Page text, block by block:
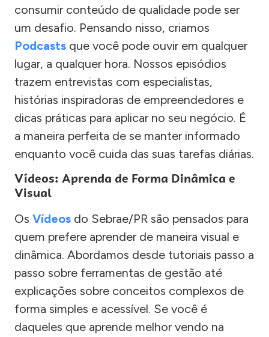
consumir conteúdo de qualidade pode ser
um desafio. Pensando nisso, criamos
Podcasts que você pode ouvir em qualquer
lugar, a qualquer hora. Nossos episódios
trazem entrevistas com especialistas,
histórias inspiradoras de empreendedores e
dicas práticas para aplicar no seu negócio. É
a maneira perfeita de se manter informado
enquanto você cuida das suas tarefas diárias.
Vídeos: Aprenda de Forma Dinâmica e
Visual
Os Vídeos do Sebrae/PR são pensados para
quem prefere aprender de maneira visual e
dinâmica. Abordamos desde tutoriais passo a
passo sobre ferramentas de gestão até
explicações sobre conceitos complexos de
forma simples e acessível. Se você é
daqueles que aprende melhor vendo na